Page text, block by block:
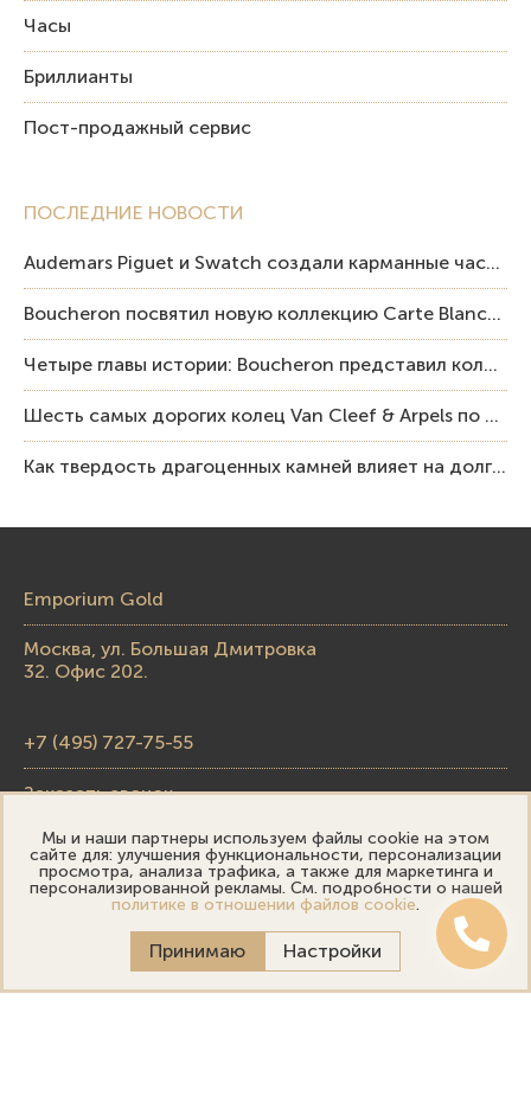
ПОСЛЕДНИЕ НОВОСТИ
Audemars Piguet и Swatch создали карманные часы в эстетике Royal Oak и Pop Art
Boucheron посвятил новую коллекцию Carte Blanche Human Being человеку и силе мастерства
Четыре главы истории: Boucheron представил коллекцию «Nom: Boucheron, Prénom: Frédéric»
Шесть самых дорогих колец Van Cleef & Arpels по итогам аукционов Sotheby’s
Как твердость драгоценных камней влияет на долговечность ювелирных изделий
Часы
Бриллианты
Пост-продажный сервис
Emporium Gold
Москва, ул. Большая Дмитровка
32. Офис 202.
+7 (495) 727-75-55
Заказать звонок
skupka@emporiumgold.com
sale@emporiumgold.com
Режим работы:
Пн-Пт: 10:00–20:00
Мы и наши партнеры используем файлы cookie на этом
сайте для: улучшения функциональности, персонализации
просмотра, анализа трафика, а также для маркетинга и
персонализированной рекламы. См. подробности о нашей
политике в отношении файлов cookie.
Принимаю Настройки